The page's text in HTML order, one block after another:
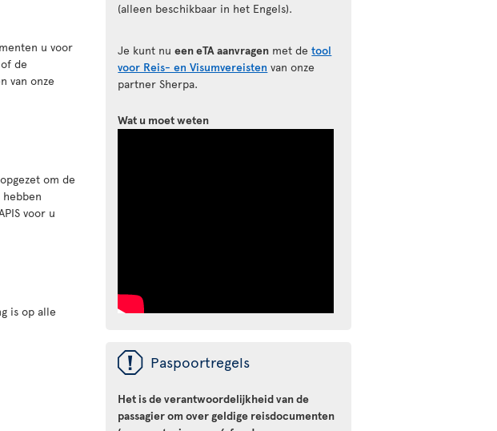
u voor
de
van onze
om de
voor u
is op alle
(alleen beschikbaar in het Engels).
Je kunt nueen eTA aanvragen met detool
voor Reis- en Visumvereisten van onze
partner Sherpa.
Wat u moet weten
ü Paspoortregels
Het is de verantwoordelijkheid van de
passagier om over geldige reisdocumenten